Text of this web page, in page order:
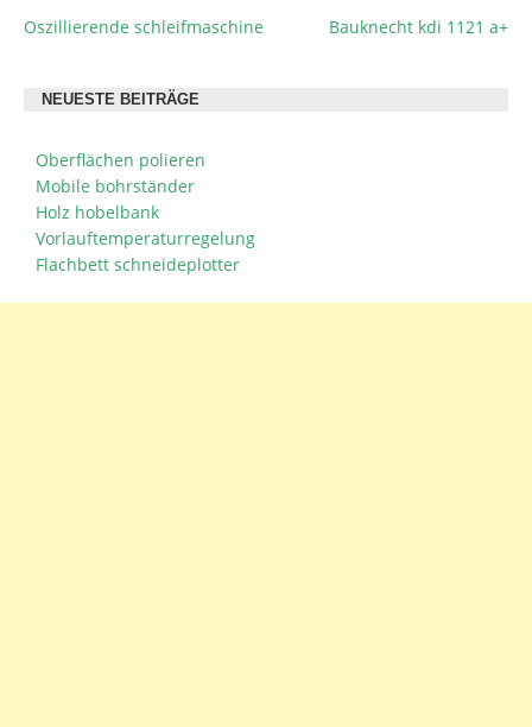
BEITRAGSNAVIGATION
Oszillierende schleifmaschine Bauknecht kdi 1121 a+
NEUESTE BEITRÄGE
Oberflächen polieren
Mobile bohrständer
Holz hobelbank
Vorlauftemperaturregelung
Flachbett schneideplotter